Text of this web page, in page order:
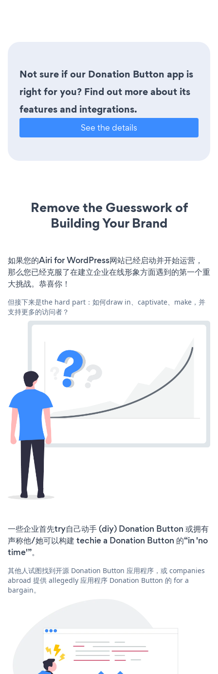
Not sure if our Donation Button app is
right for you? Find out more about its
features and integrations.
See the details
Remove the Guesswork of
Building Your Brand
如果您的Airi for WordPress网站已经启动并开始运营，
那么您已经克服了在建立企业在线形象方面遇到的第一个重
大挑战。恭喜你！
但接下来是the hard part：如何draw in、captivate、make，并
支持更多的访问者？
一些企业首先try自己动手 (diy) Donation Button 或拥有
声称他/她可以构建 techie a Donation Button 的“in 'no
time'”。
其他人试图找到开源 Donation Button 应用程序，或 companies
abroad 提供 allegedly 应用程序 Donation Button 的 for a
bargain。